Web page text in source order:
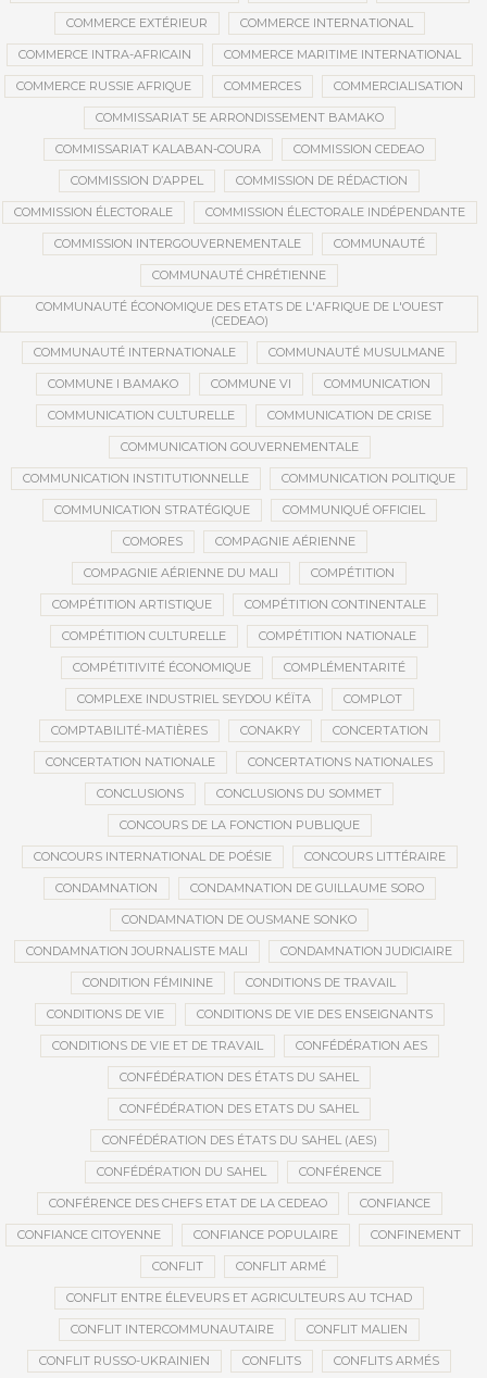
COMMERCE EXTÉRIEUR COMMERCE INTERNATIONAL
COMMERCE INTRA-AFRICAIN COMMERCE MARITIME INTERNATIONAL
COMMERCE RUSSIE AFRIQUE COMMERCES COMMERCIALISATION
COMMISSARIAT 5E ARRONDISSEMENT BAMAKO
COMMISSARIAT KALABAN-COURA COMMISSION CEDEAO
COMMISSION D’APPEL COMMISSION DE RÉDACTION
COMMISSION ÉLECTORALE COMMISSION ÉLECTORALE INDÉPENDANTE
COMMISSION INTERGOUVERNEMENTALE COMMUNAUTÉ
COMMUNAUTÉ CHRÉTIENNE
COMMUNAUTÉ ÉCONOMIQUE DES ETATS DE L'AFRIQUE DE L'OUEST
(CEDEAO)
COMMUNAUTÉ INTERNATIONALE COMMUNAUTÉ MUSULMANE
COMMUNE I BAMAKO COMMUNE VI COMMUNICATION
COMMUNICATION CULTURELLE COMMUNICATION DE CRISE
COMMUNICATION GOUVERNEMENTALE
COMMUNICATION INSTITUTIONNELLE COMMUNICATION POLITIQUE
COMMUNICATION STRATÉGIQUE COMMUNIQUÉ OFFICIEL
COMORES COMPAGNIE AÉRIENNE
COMPAGNIE AÉRIENNE DU MALI COMPÉTITION
COMPÉTITION ARTISTIQUE COMPÉTITION CONTINENTALE
COMPÉTITION CULTURELLE COMPÉTITION NATIONALE
COMPÉTITIVITÉ ÉCONOMIQUE COMPLÉMENTARITÉ
COMPLEXE INDUSTRIEL SEYDOU KÉÏTA COMPLOT
COMPTABILITÉ-MATIÈRES CONAKRY CONCERTATION
CONCERTATION NATIONALE CONCERTATIONS NATIONALES
CONCLUSIONS CONCLUSIONS DU SOMMET
CONCOURS DE LA FONCTION PUBLIQUE
CONCOURS INTERNATIONAL DE POÉSIE CONCOURS LITTÉRAIRE
CONDAMNATION CONDAMNATION DE GUILLAUME SORO
CONDAMNATION DE OUSMANE SONKO
CONDAMNATION JOURNALISTE MALI CONDAMNATION JUDICIAIRE
CONDITION FÉMININE CONDITIONS DE TRAVAIL
CONDITIONS DE VIE CONDITIONS DE VIE DES ENSEIGNANTS
CONDITIONS DE VIE ET DE TRAVAIL CONFÉDÉRATION AES
CONFÉDÉRATION DES ÉTATS DU SAHEL
CONFÉDÉRATION DES ETATS DU SAHEL
CONFÉDÉRATION DES ÉTATS DU SAHEL (AES)
CONFÉDÉRATION DU SAHEL CONFÉRENCE
CONFÉRENCE DES CHEFS ETAT DE LA CEDEAO CONFIANCE
CONFIANCE CITOYENNE CONFIANCE POPULAIRE CONFINEMENT
CONFLIT CONFLIT ARMÉ
CONFLIT ENTRE ÉLEVEURS ET AGRICULTEURS AU TCHAD
CONFLIT INTERCOMMUNAUTAIRE CONFLIT MALIEN
CONFLIT RUSSO-UKRAINIEN CONFLITS CONFLITS ARMÉS